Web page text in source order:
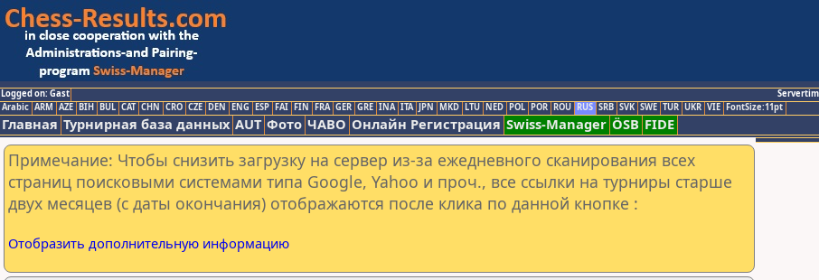
Logged on: Gast
Arabic ARM AZE BIH BUL CAT CHN CRO CZE DEN ENG ESP FAI FIN FRA GER GRE INA ITA JPN MKD LTU NED POL POR ROU RUS SRB SVK SWE TUR UKR VIE FontSize:11pt
Главная Турнирная база данных AUT Фото ЧАВО Онлайн Регистрация Swiss-Manager ÖSB FIDE
Примечание: Чтобы снизить загрузку на сервер из-за ежедневного сканирования всех
страниц поисковыми системами типа Google, Yahoo и проч., все ссылки на турниры старше
двух месяцев (с даты окончания) отображаются после клика по данной кнопке :
Отобразить дополнительную информацию